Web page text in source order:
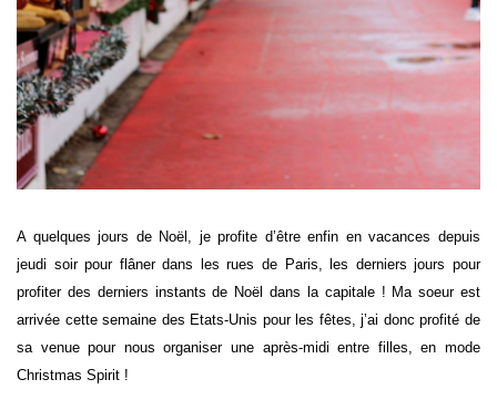
A quelques jours de Noël, je profite d’être enfin en vacances depuis
jeudi soir pour flâner dans les rues de Paris, les derniers jours pour
profiter des derniers instants de Noël dans la capitale ! Ma soeur est
arrivée cette semaine des Etats-Unis pour les fêtes, j’ai donc profité de
sa venue pour nous organiser une après-midi entre filles, en mode
Christmas Spirit !